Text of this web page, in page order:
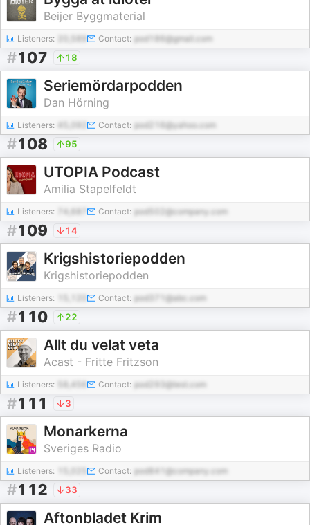
Beijer Byggmaterial
Listeners: Contact: pod186@gmail.com
#107 18
Seriemördarpodden
Dan Hörning
Listeners: 45,092 Contact: pod216@yahoo.com
#108 95
UTOPIA Podcast
Amilia Stapelfeldt
Listeners: Contact: pod502@company.com
#109 14
Krigshistoriepodden
Krigshistoriepodden
Listeners: Contact: pod371@abc.com
#110 22
Allt du velat veta
Acast - Fritte Fritzson
Listeners: 58,456 Contact: pod293@test.com
#111 3
Monarkerna
Sveriges Radio
Listeners: Contact: pod841@company.com
#112 33
Aftonbladet Krim